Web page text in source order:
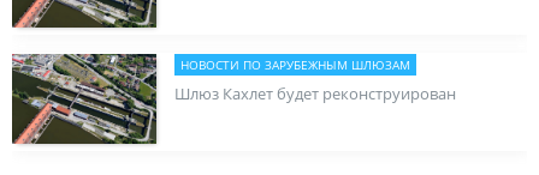
НОВОСТИ ПО ЗАРУБЕЖНЫМ ШЛЮЗАМ
Шлюз Кахлет будет реконструирован